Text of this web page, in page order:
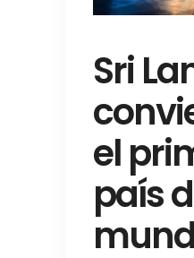
Sri
el
país